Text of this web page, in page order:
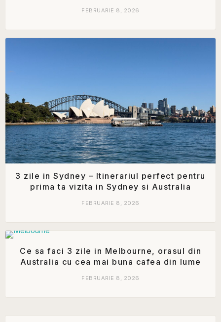
FEBRUARIE 8, 2026
3 zile in Sydney – Itinerariul perfect pentru
prima ta vizita in Sydney si Australia
FEBRUARIE 8, 2026
Ce sa faci 3 zile in Melbourne, orasul din
Australia cu cea mai buna cafea din lume
FEBRUARIE 8, 2026